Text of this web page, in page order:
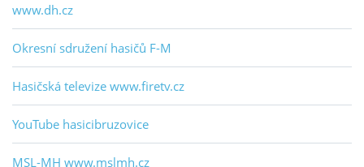
www.dh.cz
Okresní sdružení hasičů F-M
Hasičská televize www.firetv.cz
YouTube hasicibruzovice
MSL-MH www.mslmh.cz